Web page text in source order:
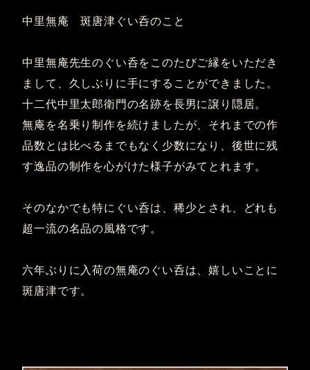
中里無庵 斑唐津ぐい呑のこと
中里無庵先生のぐい呑をこのたびご縁をいただき
まして、久しぶりに手にすることができました。
十二代中里太郎衛門の名跡を長男に譲り隠居。
無庵を名乗り制作を続けましたが、それまでの作
品数とは比べるまでもなく少数になり、後世に残
す逸品の制作を心がけた様子がみてとれます。
そのなかでも特にぐい呑は、稀少とされ、どれも
超一流の名品の風格です。
六年ぶりに入荷の無庵のぐい呑は、嬉しいことに
斑唐津です。